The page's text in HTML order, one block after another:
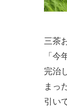
三茶
「
完治
まっ
引い